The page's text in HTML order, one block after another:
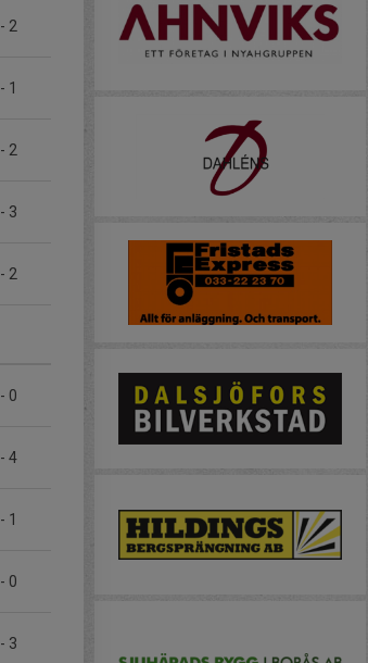
- 2
- 1
- 2
- 3
- 2
- 0
- 4
- 1
- 0
- 3